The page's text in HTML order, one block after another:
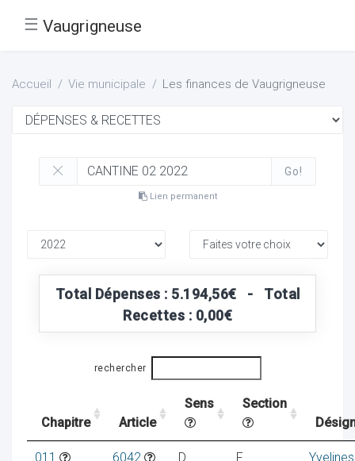
☰ Vaugrigneuse
Accueil Vie municipale Les finances de Vaugrigneuse
Go!
Lien permanent
Total Dépenses : 5.194,56€ - Total
Recettes : 0,00€
rechercher
Chapitre Article
Sens
Section
011 6042 D F
Yvelines